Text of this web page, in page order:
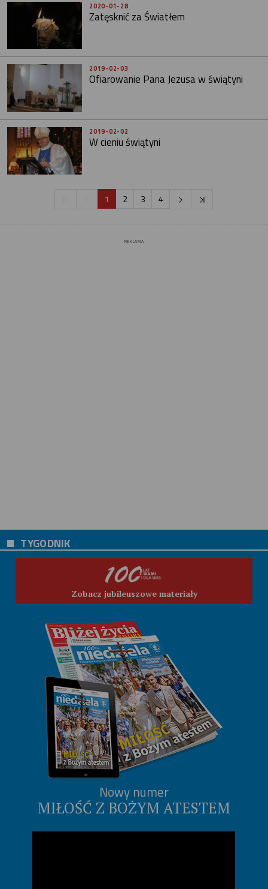
2020-01-28
Zatęsknić za Światłem
2019-02-03
Ofiarowanie Pana Jezusa w świątyni
2019-02-02
W cieniu świątyni
1 2 3 4
REKLAMA
TYGODNIK
Zobacz jubileuszowe materiały
Nowy numer
MIŁOŚĆ Z BOŻYM ATESTEM